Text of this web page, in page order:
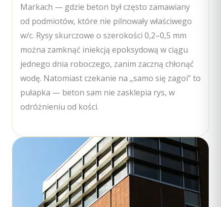
Markach — gdzie beton był często zamawiany
od podmiotów, które nie pilnowały właściwego
w/c. Rysy skurczowe o szerokości 0,2–0,5 mm
można zamknąć iniekcją epoksydową w ciągu
jednego dnia roboczego, zanim zaczną chłonąć
wodę. Natomiast czekanie na „samo się zagoi” to
pułapka — beton sam nie zasklepia rys, w
odróżnieniu od kości.